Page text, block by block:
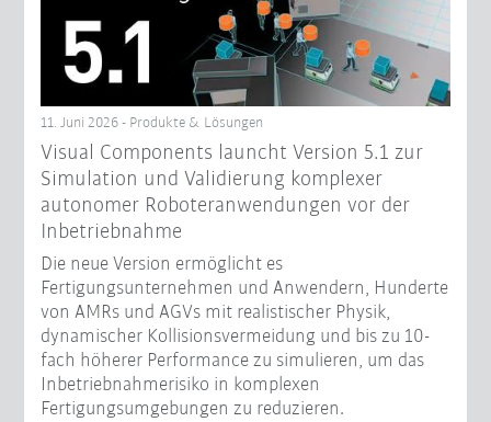
11. Juni 2026 - Produkte & Lösungen
Visual Components launcht Version 5.1 zur
Simulation und Validierung komplexer
autonomer Roboteranwendungen vor der
Inbetriebnahme
Die neue Version ermöglicht es
Fertigungsunternehmen und Anwendern, Hunderte
von AMRs und AGVs mit realistischer Physik,
dynamischer Kollisionsvermeidung und bis zu 10-
fach höherer Performance zu simulieren, um das
Inbetriebnahmerisiko in komplexen
Fertigungsumgebungen zu reduzieren.